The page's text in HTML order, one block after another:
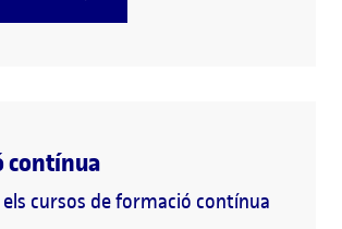
contínua
cursos de formació contínua